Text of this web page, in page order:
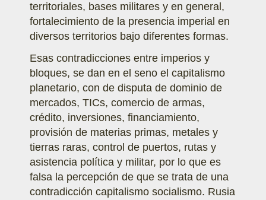
territoriales, bases militares y en general,
fortalecimiento de la presencia imperial en
diversos territorios bajo diferentes formas.
Esas contradicciones entre imperios y
bloques, se dan en el seno el capitalismo
planetario, con de disputa de dominio de
mercados, TICs, comercio de armas,
crédito, inversiones, financiamiento,
provisión de materias primas, metales y
tierras raras, control de puertos, rutas y
asistencia política y militar, por lo que es
falsa la percepción de que se trata de una
contradicción capitalismo socialismo. Rusia